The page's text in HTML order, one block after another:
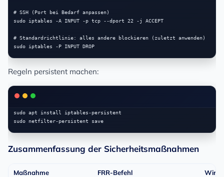
# SSH (Port bei Bedarf anpassen)
sudo iptables -A INPUT -p tcp --dport 22 -j ACCEPT
# Standardrichtlinie: alles andere blockieren (zuletzt anwenden)
Regeln persistent machen:
sudo apt install iptables-persistent
Zusammenfassung der Sicherheitsmaßnahmen
Maßnahme FRR-Befehl